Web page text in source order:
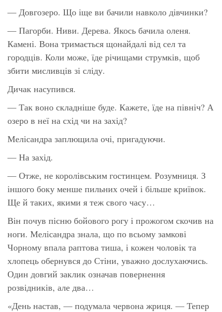
— Довгозеро. Що іще ви бачили навколо дівчинки?
— Пагорби. Ниви. Дерева. Якось бачила оленя.
Камені. Вона тримається щонайдалі від сел та
городців. Коли може, їде річищами струмків, щоб
збити мисливців зі сліду.
Дичак насупився.
— Так воно складніше буде. Кажете, їде на північ? А
озеро в неї на схід чи на захід?
Мелісандра заплющила очі, пригадуючи.
— На захід.
— Отже, не королівським гостинцем. Розумниця. З
іншого боку менше пильних очей і більше криївок.
Ще й таких, якими я теж свого часу…
Він почув пісню бойового рогу і прожогом скочив на
ноги. Мелісандра знала, що по всьому замкові
Чорному впала раптова тиша, і кожен чоловік та
хлопець обернувся до Стіни, уважно дослухаючись.
Один довгий заклик означав повернення
розвідників, але два…
«День настав, — подумала червона жриця. — Тепер